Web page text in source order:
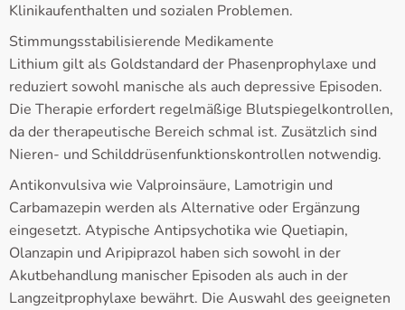
Klinikaufenthalten und sozialen Problemen.
Stimmungsstabilisierende Medikamente
Lithium gilt als Goldstandard der Phasenprophylaxe und
reduziert sowohl manische als auch depressive Episoden.
Die Therapie erfordert regelmäßige Blutspiegelkontrollen,
da der therapeutische Bereich schmal ist. Zusätzlich sind
Nieren- und Schilddrüsenfunktionskontrollen notwendig.
Antikonvulsiva wie Valproinsäure, Lamotrigin und
Carbamazepin werden als Alternative oder Ergänzung
eingesetzt. Atypische Antipsychotika wie Quetiapin,
Olanzapin und Aripiprazol haben sich sowohl in der
Akutbehandlung manischer Episoden als auch in der
Langzeitprophylaxe bewährt. Die Auswahl des geeigneten